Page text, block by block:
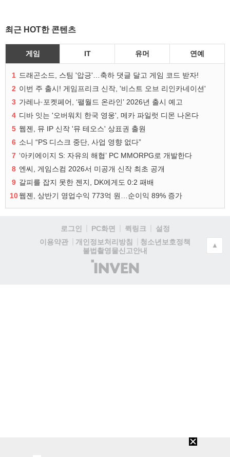
최근 HOT한 콘텐츠
게임 IT 유머 연예
1 드래곤소드, 스팀 '압긍'…축하 댓글 달고 게임 코드 받자!
2 이번 주 출시! 게임프리크 신작, '비스트 오브 리인카네이션'
3 가레나·포켓페어, ‘팰월드 온라인’ 2026년 출시 예고
4 디바 잇는 '오버워치 한국 영웅', 메카 파일럿 디몬 나온다
5 웹젠, 뮤 IP 신작 '뮤 테오스' 상표권 출원
6 소니 “PS 디스크 중단, 사업 영향 없다”
7 ‘아키에이지 S: 자유의 해협’ PC MMORPG로 개발한다
8 엔씨, 게임스컴 2026서 미공개 신작 최초 공개
9 갈피를 잡지 못한 젠지, DK에게도 0:2 패배
10웹젠, 상반기 영업수익 773억 원…순이익 89% 증가
로그인 PC화면 퀵링크
설정
이용약관
개인정보처리방침
청소년보호정책
불법촬영물신고안내
(주)
인
▲